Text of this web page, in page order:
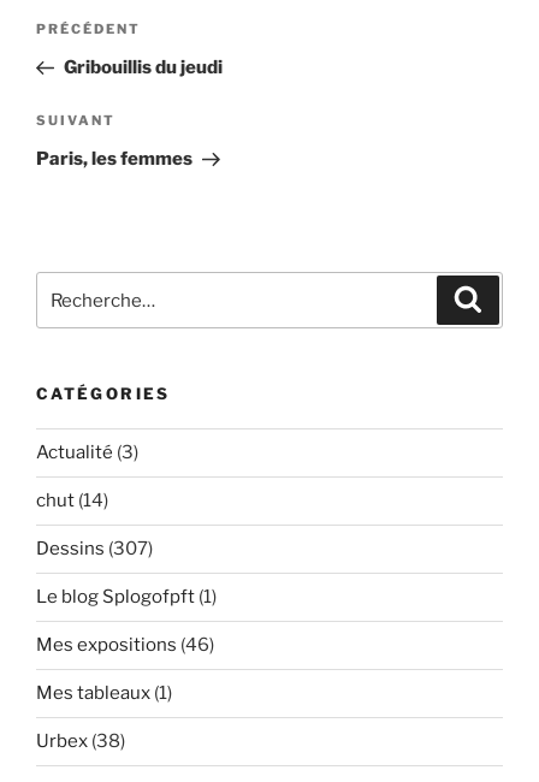
Navigation
l’article
Article
précédent
PRÉCÉDENT
Gribouillis du jeudi
Article
suivant
SUIVANT
Paris, les femmes
pour
CATÉGORIES
Actualité (3)
chut (14)
Dessins (307)
Le blog Splogofpft (1)
Mes expositions (46)
Mes tableaux (1)
Urbex (38)